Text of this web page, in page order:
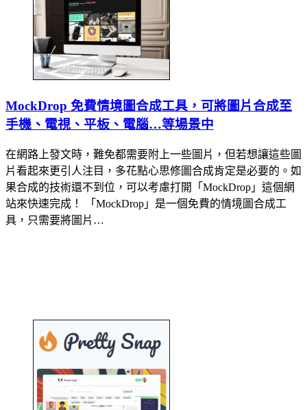
MockDrop 免費情境圖合成工具，可將圖片合成至
手機、電視、平板、電腦…等場景中
在網路上發文時，難免都需要附上一些圖片，但若想讓這些圖
片看起來更引人注目，多花點心思修圖合成肯定是必要的。如
果合成的技術還不到位，可以考慮打開「MockDrop」這個網
站來快速完成！ 「MockDrop」是一個免費的情境圖合成工
具，只需要將圖片…